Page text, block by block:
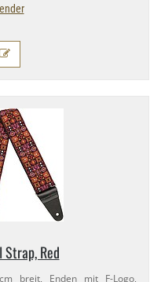
Red
breit, Enden mit F-​Logo,